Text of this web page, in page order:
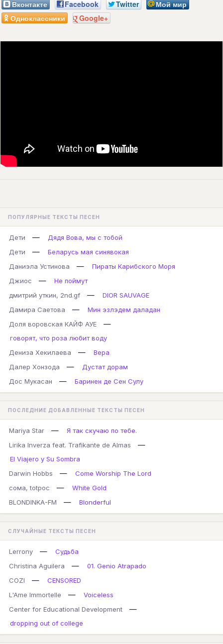
Вконтакте Facebook Twitter
Мой мир
Одноклассники
Google+
ПОПУЛЯРНЫЕ ТЕКСТЫ ПЕСЕН
Дети —
Дядя Вова, мы с тобой
Дети
—
Беларусь мая синявокая
Даниэла Устинова
—
Пираты Карибского Моря
Джиос
—
Не поймут
дмитрий уткин, 2nd.gf
—
DIOR SAUVAGE
Дамира Саетова
—
Мин эзлэдем даладан
Доля воровская КАЙФ АУЕ
—
говорят, что роза любит воду
Дениза Хекилаева
—
Вера
Далер Хонзода
—
Дустат дорам
Дос Мукасан
— Баринен де Сен Сулу
ПОСЛЕДНИЕ ДОБАВЛЕННЫЕ ТЕКСТЫ ПЕСЕН
Mariya Star —
Я так скучаю по тебе.
Lirika Inverza feat. Trafikante de Almas
—
El Viajero y Su Sombra
Darwin Hobbs
—
Come Worship The Lord
сома, totpoc
—
White Gold
BLONDINKA-FM
— Blonderful
СЛУЧАЙНЫЕ ТЕКСТЫ ПЕСЕН
Lerrony —
Судьба
Christina Aguilera
—
01. Genio Atrapado
COZI
—
CENSORED
L'Ame Immortelle
—
Voiceless
Center for Educational Development
—
dropping out of college